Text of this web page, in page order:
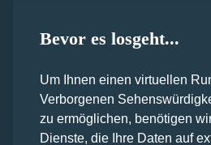
RheinMain war nicht nur früher
Gelände. Er birgt auch das
errichtet und genutzt wurde.
eine Ausstellung über die
zu seiner Erbauung gezwungen
Bevor es losgeht...
Um Ihnen einen virtuellen
Verborgenen
zu ermöglichen, benötigen
Dienste, die Ihre Daten auf